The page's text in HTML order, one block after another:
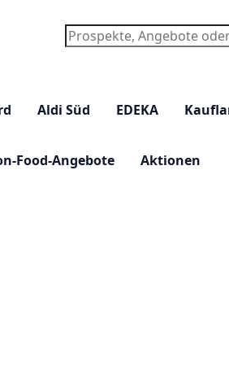
Suchen
Aldi Süd EDEKA
Food-Angebote Aktionen